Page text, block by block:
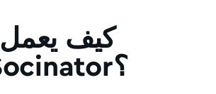
كيف يعمل
Socinator؟